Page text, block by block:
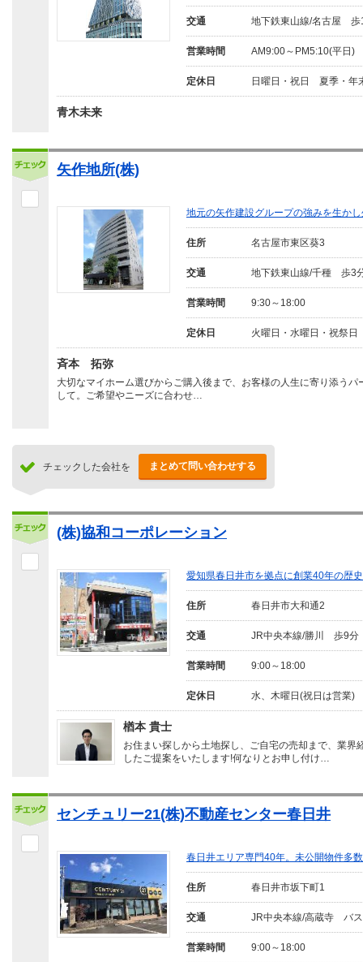
交通 地下鉄東山線/名古屋 歩
営業時間 AM9:00～PM5:10(平日)
定休日 日曜日・祝日 夏季・年
青木未来
矢作地所(株)
地元の矢作建設グループの強みを生か
住所 名古屋市東区葵3
交通 地下鉄東山線/千種 歩3
営業時間 9:30～18:00
定休日 火曜日・水曜日・祝祭日
斉本 拓弥
大切なマイホーム選びからご購入後まで、お客様の人生に寄り添うパ
して。ご希望やニーズに合わせ…
チェックした会社を まとめて問い合わせする
(株)協和コーポレーション
愛知県春日井市を拠点に創業40年の歴
住所 春日井市大和通2
交通 JR中央本線/勝川 歩9分
営業時間 9:00～18:00
定休日 水、木曜日(祝日は営業)
楢本 貴士
お住まい探しから土地探し、ご自宅の売却まで、業界
したご提案をいたします!何なりとお申し付け…
センチュリー21(株)不動産センター春日井
春日井エリア専門40年。未公開物件多
住所 春日井市坂下町1
交通 JR中央本線/高蔵寺 バ
営業時間 9:00～18:00